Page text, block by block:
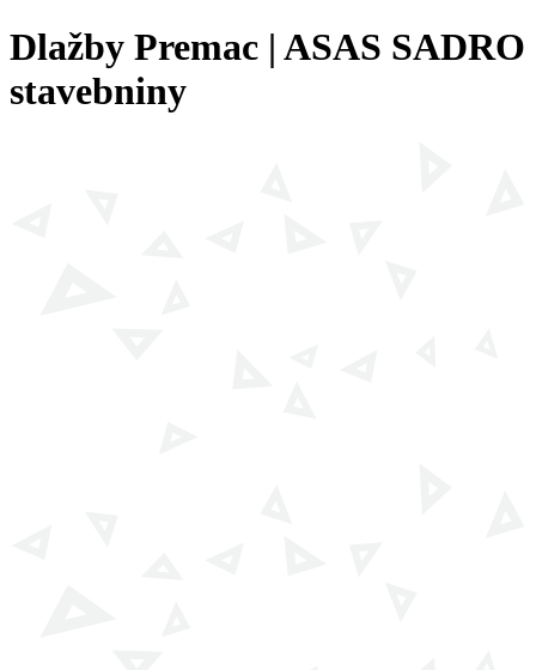
Dlažby Premac | ASAS SADRO
stavebniny